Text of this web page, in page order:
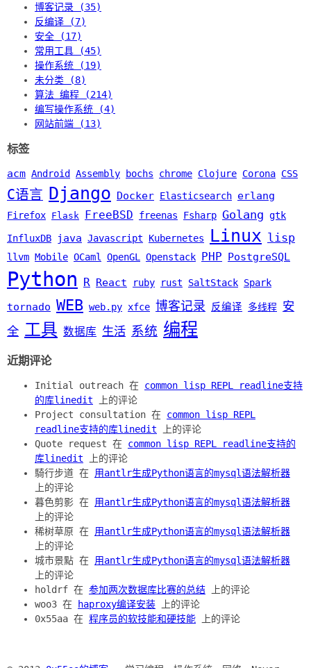
博客记录 (35)
反编译 (7)
安全 (17)
常用工具 (45)
操作系统 (19)
未分类 (8)
算法 编程 (214)
编写操作系统 (4)
网站前端 (13)
标签
acm Android Assembly bochs chrome Clojure Corona CSS
C语言 Django Docker Elasticsearch erlang
Firefox Flask FreeBSD freenas Fsharp Golang gtk
InfluxDB java Javascript Kubernetes Linux lisp
llvm Mobile OCaml OpenGL Openstack PHP PostgreSQL
Python R React ruby rust SaltStack Spark
tornado WEB web.py xfce 博客记录 反编译 多线程 安
全 工具 数据库 生活 系统 编程
近期评论
Initial outreach 在 common lisp REPL readline支持
的库linedit 上的评论
Project consultation 在 common lisp REPL
readline支持的库linedit 上的评论
Quote request 在 common lisp REPL readline支持的
库linedit 上的评论
騎行步道 在 用antlr生成Python语言的mysql语法解析器
上的评论
暮色剪影 在 用antlr生成Python语言的mysql语法解析器
上的评论
稀树草原 在 用antlr生成Python语言的mysql语法解析器
上的评论
城市景點 在 用antlr生成Python语言的mysql语法解析器
上的评论
holdrf 在 参加两次数据库比赛的总结 上的评论
woo3 在
haproxy编译安装 上的评论
0x55aa 在 程序员的软技能和硬技能 上的评论